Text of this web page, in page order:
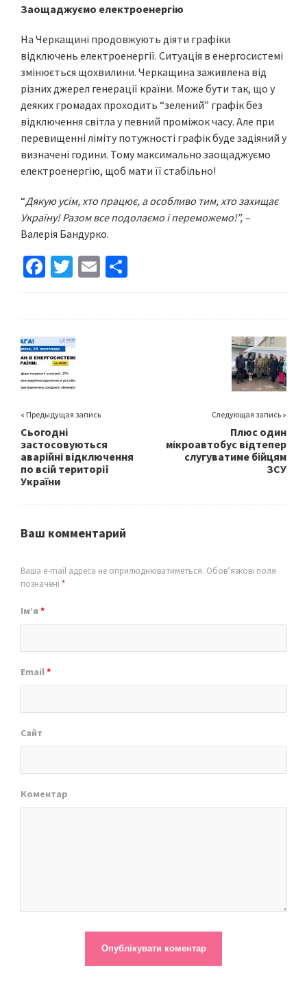
Заощаджуємо електроенергію
На Черкащині продовжують діяти графіки
відключень електроенергії. Ситуація в енергосистемі
змінюється щохвилини. Черкащина заживлена від
різних джерел генерації країни. Може бути так, що у
деяких громадах проходить “зелений” графік без
відключення світла у певний проміжок часу. Але при
перевищенні ліміту потужності графік буде задіяний у
визначені години. Тому максимально заощаджуємо
електроенергію, щоб мати її стабільно!
“Дякую усім, хто працює, а особливо тим, хто захищає
Україну! Разом все подолаємо і переможемо!”, –
Валерія Бандурко.
Fa
ce
o
o
k
T
wi
er
E
m h
« Предыдущая запись
Сьогодні
застосовуються
аварійні відключення
по всій території
України
Следующая запись »
Плюс один
мікроавтобус відтепер
слугуватиме бійцям
ЗСУ
Ваш комментарий
Ваша e-mail адреса не оприлюднюватиметься. Обов’язкові поля
позначені *
Ім’я *
Email*
Сайт
Коментар